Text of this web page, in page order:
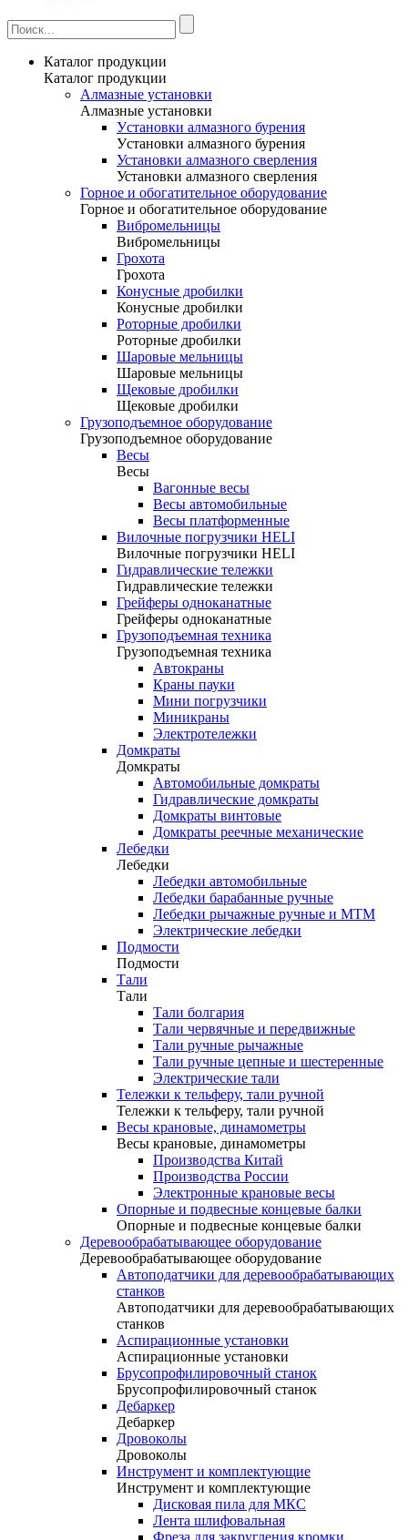
Каталог продукции
Каталог продукции
Алмазные установки
Алмазные установки
Уcтановки алмазного бурения
Уcтановки алмазного бурения
Установки алмазного сверления
Установки алмазного сверления
Горное и обогатительное оборудование
Горное и обогатительное оборудование
Вибромельницы
Вибромельницы
Грохота
Грохота
Конусные дробилки
Конусные дробилки
Роторные дробилки
Роторные дробилки
Шаровые мельницы
Шаровые мельницы
Щековые дробилки
Щековые дробилки
Грузоподъемное оборудование
Грузоподъемное оборудование
Весы
Весы
Вагонные весы
Весы автомобильные
Весы платформенные
Вилочные погрузчики HELI
Вилочные погрузчики HELI
Гидравлические тележки
Гидравлические тележки
Грейферы одноканатные
Грейферы одноканатные
Грузоподъемная техника
Грузоподъемная техника
Автокраны
Краны пауки
Мини погрузчики
Миникраны
Электротележки
Домкраты
Домкраты
Автомобильные домкраты
Гидравлические домкраты
Домкраты винтовые
Домкраты реечные механические
Лебедки
Лебедки
Лебедки автомобильные
Лебедки барабанные ручные
Лебедки рычажные ручные и МТМ
Электрические лебедки
Подмости
Подмости
Тали
Тали
Тали болгария
Тали червячные и передвижные
Тали ручные рычажные
Тали ручные цепные и шестеренные
Электрические тали
Тележки к тельферу, тали ручной
Тележки к тельферу, тали ручной
Весы крановые, динамометры
Весы крановые, динамометры
Производства Китай
Производства России
Электронные крановые весы
Опорные и подвесные концевые балки
Опорные и подвесные концевые балки
Деревообрабатывающее оборудование
Деревообрабатывающее оборудование
Автоподатчики для деревообрабатывающих
станков
Автоподатчики для деревообрабатывающих
станков
Аспирационные установки
Аспирационные установки
Брусопрофилировочный станок
Брусопрофилировочный станок
Дебаркер
Дебаркер
Дровоколы
Дровоколы
Инструмент и комплектующие
Инструмент и комплектующие
Дисковая пила для МКС
Лента шлифовальная
Фреза для закругления кромки